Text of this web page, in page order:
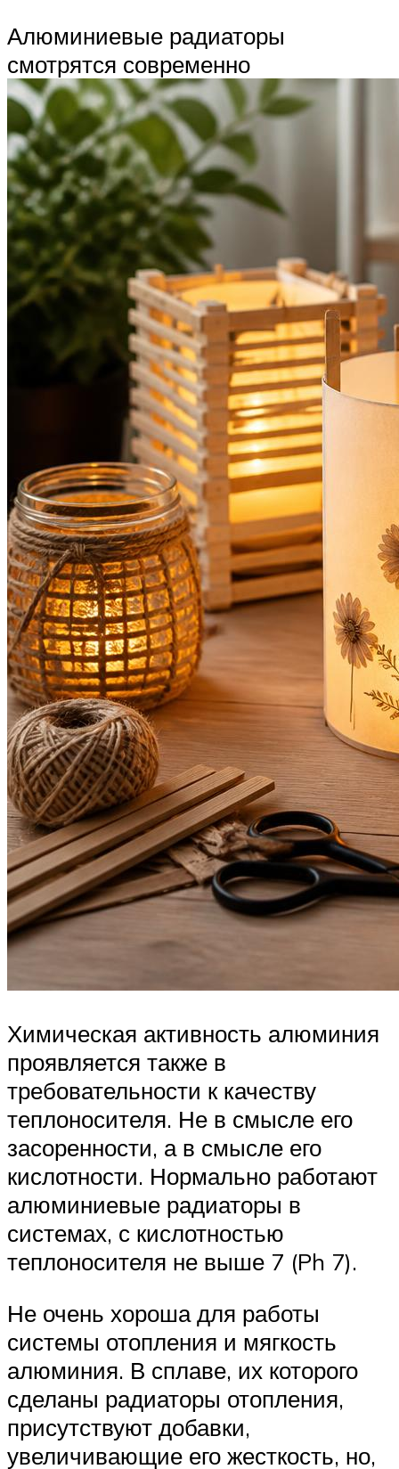
Алюминиевые радиаторы
смотрятся современно
Химическая активность алюминия
проявляется также в
требовательности к качеству
теплоносителя. Не в смысле его
засоренности, а в смысле его
кислотности. Нормально работают
алюминиевые радиаторы в
системах, с кислотностью
теплоносителя не выше 7 (Ph 7).
Не очень хороша для работы
системы отопления и мягкость
алюминия. В сплаве, их которого
сделаны радиаторы отопления,
присутствуют добавки,
увеличивающие его жесткость, но,